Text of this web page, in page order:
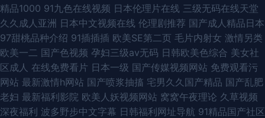
精品1000 91九色在线视频 日本伦理片在线 三级无码在线天堂
久久成人亚洲 日本中文视频在线 伦理剧推荐 国产成人精品日本
97甜桃品种介绍 91插插插 欧美SE第二页 毛片内射女 激情另类
欧美一二 国产色视频 孕妇三级av无码 日韩欧美色综合 美女社
区成人 在线免费看片 日本一级 国产传媒视频网站 免费观看污
网站 最新激情h网站 国产喷浆抽搐 宅男久久国产精品 国产乱肥
老妇 最新福利影院 欧美人妖视频网站 窝窝午夜理论 久草视频
深夜福利 波多野步中文字幕 日韩福利网址导航 91精品国产社区